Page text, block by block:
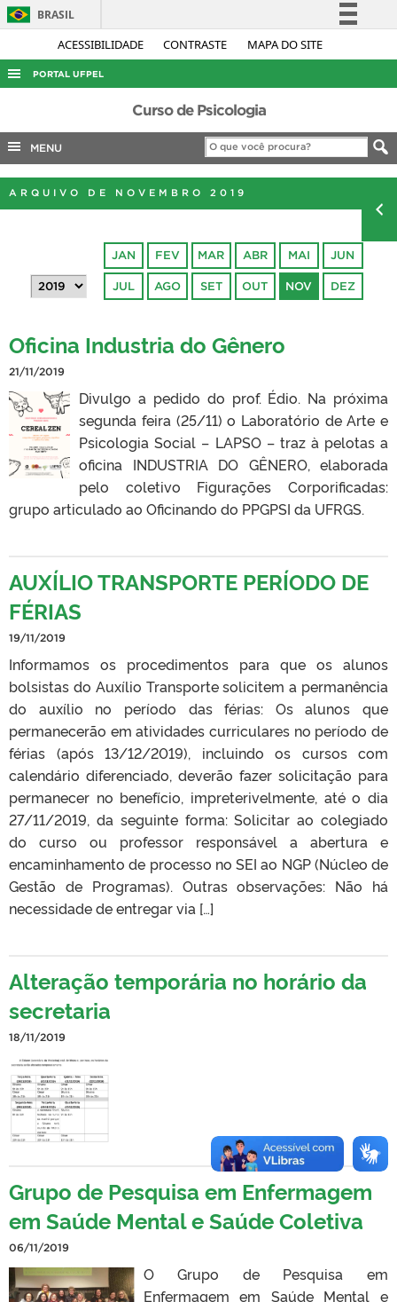
ACESSIBILIDADE CONTRASTE MAPA DO SITE
BRASIL
Simplifique!
Acesso à informação
Legislação
Canais
PORTAL UFPEL
ACESSO À INFORMAÇÃO
AUDITORIA
COBALTO
CONCURSOS
OUVIDORIA
TELEFONES
Curso de Psicologia
MENU
ARQUIVO DE NOVEMBRO 2019
JAN FEV MAR ABR MAI JUN
JUL AGO SET OUT NOV DEZ
Oficina Industria do Gênero
21/11/2019
Divulgo a pedido do prof. Édio. Na próxima
segunda feira (25/11) o Laboratório de Arte e
Psicologia Social – LAPSO – traz à pelotas a
oficina INDUSTRIA DO GÊNERO, elaborada
pelo coletivo Figurações Corporificadas:
grupo articulado ao Oficinando do PPGPSI da UFRGS.
AUXÍLIO TRANSPORTE PERÍODO DE
FÉRIAS
19/11/2019
Informamos os procedimentos para que os alunos
bolsistas do Auxílio Transporte solicitem a permanência
do auxílio no período das férias: Os alunos que
permanecerão em atividades curriculares no período de
férias (após 13/12/2019), incluindo os cursos com
calendário diferenciado, deverão fazer solicitação para
permanecer no benefício, impreterivelmente, até o dia
27/11/2019, da seguinte forma: Solicitar ao colegiado
do curso ou professor responsável a abertura e
encaminhamento de processo no SEI ao NGP (Núcleo de
Gestão de Programas). Outras observações: Não há
necessidade de entregar via […]
Alteração temporária no horário da
secretaria
18/11/2019
Grupo de Pesquisa em Enfermagem
em Saúde Mental e Saúde Coletiva
06/11/2019
O Grupo de Pesquisa em
Enfermagem em Saúde Mental e